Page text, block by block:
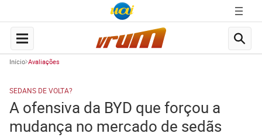
Início Avaliações
SEDANS DE VOLTA?
A ofensiva da BYD que forçou a
mudança no mercado de sedãs